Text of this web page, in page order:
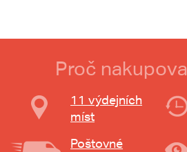
Proč
11 výdejních
míst
Poštovné